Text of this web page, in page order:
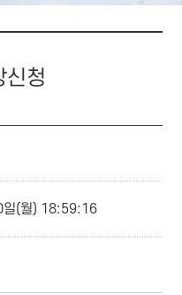
신청
(월) 18:59:16